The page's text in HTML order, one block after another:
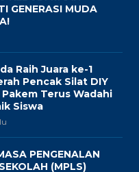
GENERASI MUDA
Raih Juara ke-1
Pencak Silat DIY
Pakem Terus Wadahi
Siswa
PENGENALAN
(MPLS)